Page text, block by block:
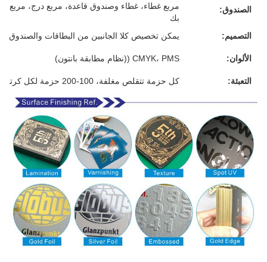
الصندوق:
مربع غطاء، غطاء وصندوق قاعدة، مربع درج،
بك
التصميم:
يمكن تخصيص كلا الجانبين من البطاقات والصندوق
الألوان: CMYK، PMS ((نظام مطابقة بانتون)
التعبئة: كل حزمة تتقلص مغلفة، 100-200 حزمة لكل كرتون